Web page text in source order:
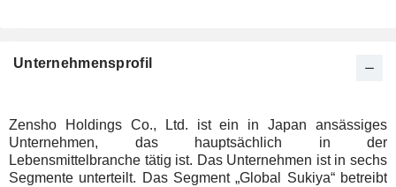
Unternehmensprofil
Zensho Holdings Co., Ltd. ist ein in Japan ansässiges
Unternehmen, das hauptsächlich in der
Lebensmittelbranche tätig ist. Das Unternehmen ist in sechs
Segmente unterteilt. Das Segment „Global Sukiya“ betreibt